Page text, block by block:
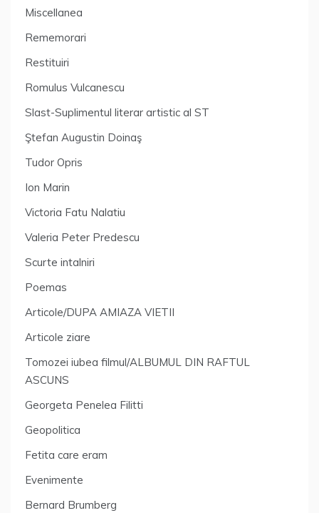
Miscellanea
Rememorari
Restituiri
Romulus Vulcanescu
Slast-Suplimentul literar artistic al ST
Ştefan Augustin Doinaş
Tudor Opris
Ion Marin
Victoria Fatu Nalatiu
Valeria Peter Predescu
Scurte intalniri
Poemas
Articole/DUPA AMIAZA VIETII
Articole ziare
Tomozei iubea filmul/ALBUMUL DIN RAFTUL
ASCUNS
Georgeta Penelea Filitti
Geopolitica
Fetita care eram
Evenimente
Bernard Brumberg